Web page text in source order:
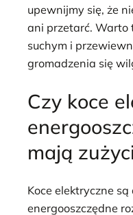
upewnijmy się, że
ani przetarć. Warto
suchym i
gromadzenia się
Czy koce
mają
Koce elektryczne
energooszczędne